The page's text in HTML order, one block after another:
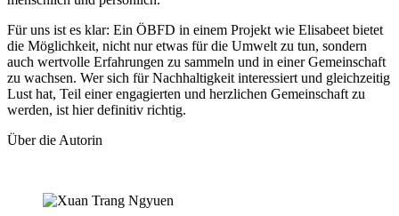
Für uns ist es klar: Ein ÖBFD in einem Projekt wie Elisabeet bietet
die Möglichkeit, nicht nur etwas für die Umwelt zu tun, sondern
auch wertvolle Erfahrungen zu sammeln und in einer Gemeinschaft
zu wachsen. Wer sich für Nachhaltigkeit interessiert und gleichzeitig
Lust hat, Teil einer engagierten und herzlichen Gemeinschaft zu
werden, ist hier definitiv richtig.
Über die Autorin